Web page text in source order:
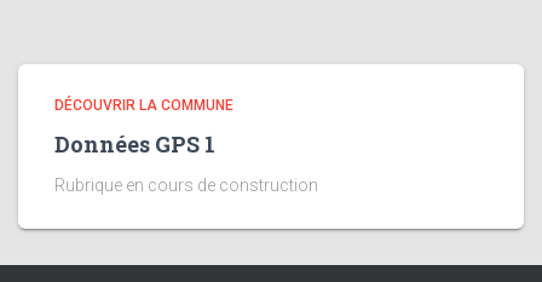
DÉCOUVRIR LA COMMUNE
Données GPS 1
Rubrique en cours de construction